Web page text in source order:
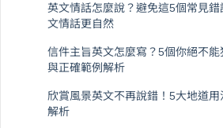
英文情話怎麼說？避免這5個常見
文情話更自然
信件主旨英文怎麼寫？5個你絕不
與正確範例解析
欣賞風景英文不再說錯！5大地道
解析